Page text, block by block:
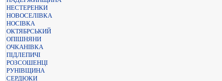
НЕСТЕРЕНКИ
НОВОСЕЛІВКА
НОСІВКА
ОКТЯБРСЬКИЙ
ОПІШНЯНИ
ОЧКАНІВКА
ПІДЛЕПИЧІ
РОЗСОШЕНЦІ
РУНІВЩИНА
СЕРДЮКИ